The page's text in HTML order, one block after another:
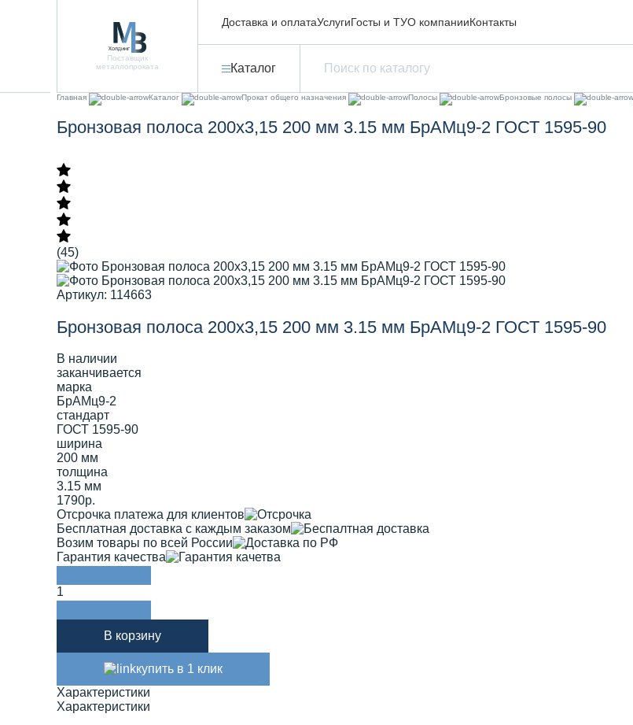
Поставщик
металлопроката
Доставка и оплатаУслугиГосты и ТУО компанииКонтакты
Каталог
Главная Каталог Прокат общего назначения Полосы Бронзовые полосы
Бронзовая полоса 200х3,15 200 мм 3.15 мм БрАМц9-2 ГОСТ 1595-90
(45)
Артикул: 114663
Бронзовая полоса 200х3,15 200 мм 3.15 мм БрАМц9-2 ГОСТ 1595-90
В наличии
заканчивается
марка
БрАМц9-2
стандарт
ГОСТ 1595-90
ширина
200 мм
толщина
3.15 мм
1790р.
Отсрочка платежа для клиентов
Бесплатная доставка с каждым заказом
Возим товары по всей России
Гарантия качества
1
В корзину
купить в 1 клик
Характеристики
Характеристики